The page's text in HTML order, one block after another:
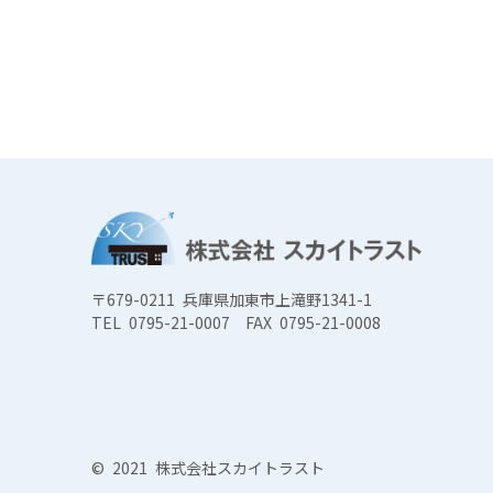
〒679-0211 兵庫県加東市上滝野1341-1
TEL 0795-21-0007 FAX 0795-21-0008
© 2021 株式会社スカイトラスト